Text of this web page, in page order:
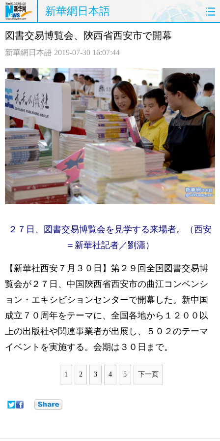
新華網日本語
ホームページ 政治
評論
中日対訳
図書交易博覧会、陝西省西安市で開幕
新華網日本語 2019-07-30 16:07:44
２７日、図書交易博覧会を見学する来場者。（西安
＝新華社記者／劉瀟）
【新華社西安７月３０日】第２９回全国図書交易博
覧会が２７日、中国陝西省西安市の曲江コンベンシ
ョン・エキシビションセンターで開幕した。新中国
成立７０周年をテーマに、全国各地から１２００以
上の出版社や関連事業者が出展し、５０２のテーマ
イベントを実施する。会期は３０日まで。
1 2 3 4 5 下一页